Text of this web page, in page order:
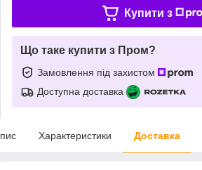
Купити з
Що таке купити з Пром?
Замовлення під захистом
Доступна доставка
Характеристики Доставка